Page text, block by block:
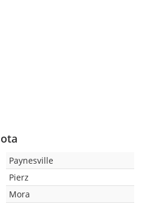
Paynesville
Pierz
Mora